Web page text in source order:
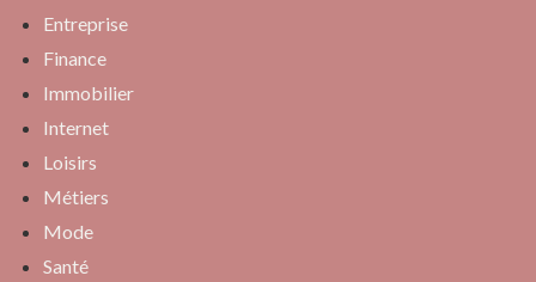
Entreprise
Finance
Immobilier
Internet
Loisirs
Métiers
Mode
Santé